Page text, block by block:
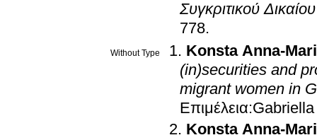
Συγκριτικού Δικαίου
778.
Without Type
Konsta Anna-
(in)securities and
migrant women in
Konsta Anna-